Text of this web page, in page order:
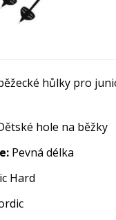
hůlky pro
hole na běžky
Pevná délka
Hard